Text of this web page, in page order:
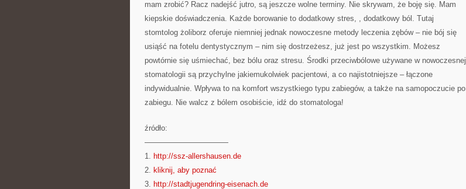
mam zrobić? Racz nadejść jutro, są jeszcze wolne terminy. Nie skrywam, że boję się. Mam
kiepskie doświadczenia. Każde borowanie to dodatkowy stres, , dodatkowy ból. Tutaj
stomtolog żoliborz oferuje niemniej jednak nowoczesne metody leczenia zębów – nie bój się
usiąść na fotelu dentystycznym – nim się dostrzeżesz, już jest po wszystkim. Możesz
powtórnie się uśmiechać, bez bólu oraz stresu. Środki przeciwbólowe używane w nowoczesnej
stomatologii są przychylne jakiemukolwiek pacjentowi, a co najistotniejsze – łączone
indywidualnie. Wpływa to na komfort wszystkiego typu zabiegów, a także na samopoczucie po
zabiegu. Nie walcz z bólem osobiście, idź do stomatologa!
źródło:
———————————
1. http://ssz-allershausen.de
2. kliknij, aby poznać
3. http://stadtjugendring-eisenach.de